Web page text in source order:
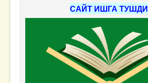
САЙТ ИШГА ТУШДИ